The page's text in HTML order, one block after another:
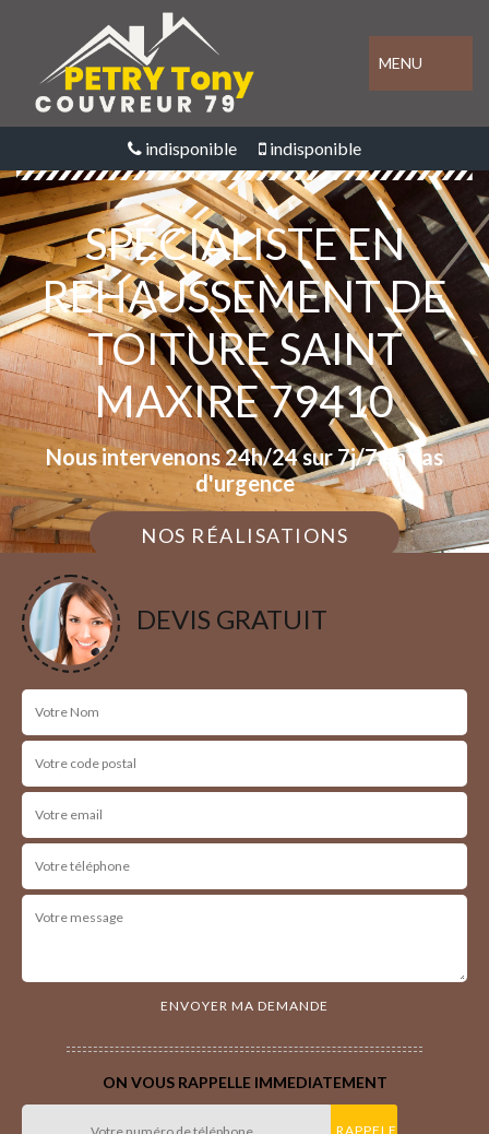
MENU
indisponible indisponible
SPÉCIALISTE EN
REHAUSSEMENT DE
TOITURE SAINT
MAXIRE 79410
Nous intervenons 24h/24 sur 7j/7 en cas
d'urgence
NOS RÉALISATIONS
DEVIS GRATUIT
ON VOUS RAPPELLE IMMEDIATEMENT